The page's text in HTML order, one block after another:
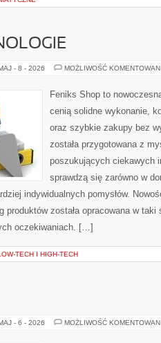
- 8 - 2026 MOŻLIWOŚĆ
Feniks Shop to
cenią solidne wykonanie,
oraz szybkie zakupy bez
została przygotowana z
poszukujących ciekawych
sprawdzą się zarówno w
indywidualnych pomysłów.
produktów została opracowana w
oczekiwaniach. […]
TECH I HIGH-TECH
- 6 - 2026 MOŻLIWOŚĆ